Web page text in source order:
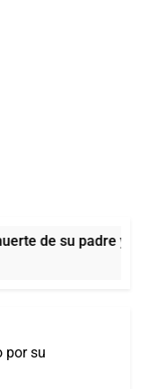
de su padre y
por su